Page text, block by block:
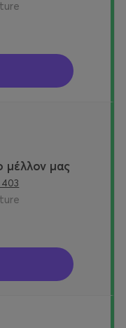
μέλλον μας